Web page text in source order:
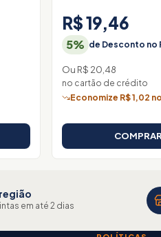
R$ 19,46
5% de Desconto no
Ou R$ 20,48
no cartão de crédito
Economize R$ 1,02
COMPRAR
em até 2 dias